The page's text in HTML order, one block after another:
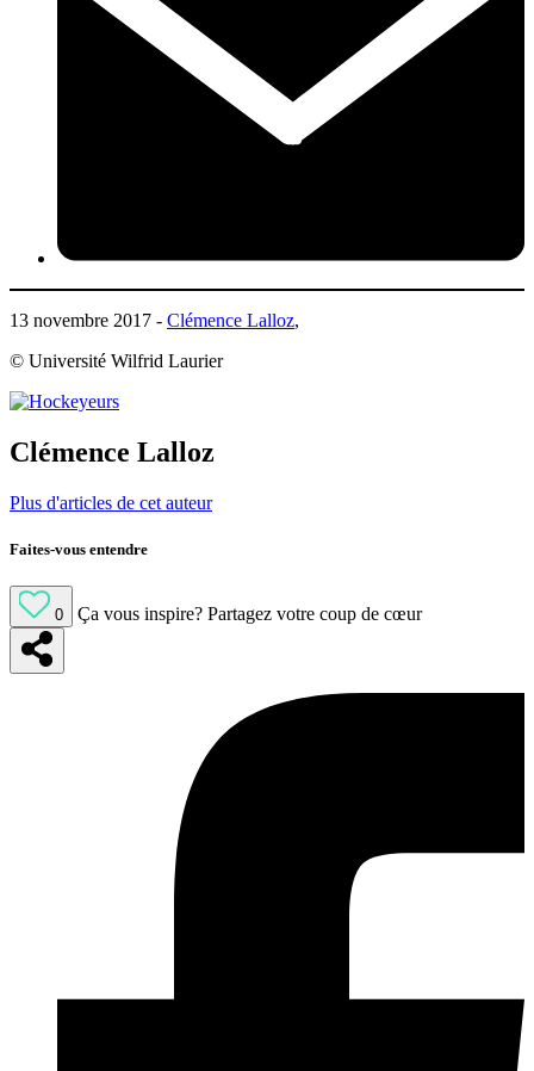
13 novembre 2017 - Clémence Lalloz,
© Université Wilfrid Laurier
Clémence Lalloz
Plus d'articles de cet auteur
Faites-vous entendre
0 Ça vous inspire? Partagez votre coup de cœur